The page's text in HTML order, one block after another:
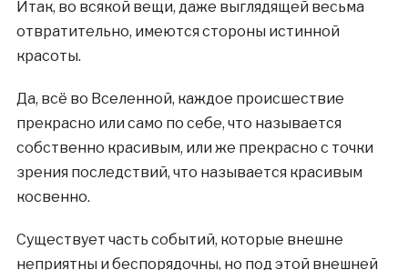
Итак, во всякой вещи, даже выглядящей весьма
отвратительно, имеются стороны истинной
красоты.
Да, всё во Вселенной, каждое происшествие
прекрасно или само по себе, что называется
собственно красивым, или же прекрасно с точки
зрения последствий, что называется красивым
косвенно.
Существует часть событий, которые внешне
неприятны и беспорядочны, но под этой внешней